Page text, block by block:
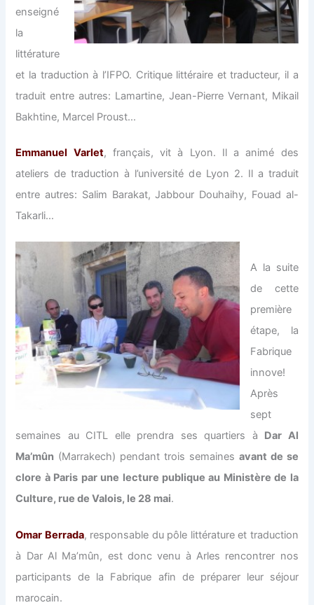
enseigné
la
littérature
et la traduction à l’IFPO. Critique littéraire et traducteur, il a
traduit entre autres: Lamartine, Jean-Pierre Vernant, Mikail
Bakhtine, Marcel Proust…
Emmanuel Varlet, français, vit à Lyon. Il a animé des
ateliers de traduction à l’université de Lyon 2. Il a traduit
entre autres: Salim Barakat, Jabbour Douhaihy, Fouad al-
Takarli…
A la suite
de cette
première
étape, la
Fabrique
innove!
Après
sept
semaines au CITL elle prendra ses quartiers à Dar Al
Ma’mûn (Marrakech) pendant trois semaines avant de se
clore à Paris par une lecture publique au Ministère de la
Culture, rue de Valois, le 28 mai.
Omar Berrada, responsable du pôle littérature et traduction
à Dar Al Ma’mûn, est donc venu à Arles rencontrer nos
participants de la Fabrique afin de préparer leur séjour
marocain.